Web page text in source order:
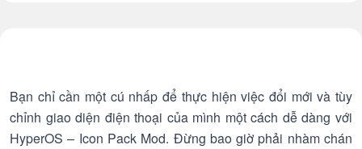
Bạn chỉ cần một cú nhấp để thực hiện việc đổi mới và tùy
chỉnh giao diện điện thoại của mình một cách dễ dàng với
HyperOS – Icon Pack Mod. Đừng bao giờ phải nhàm chán